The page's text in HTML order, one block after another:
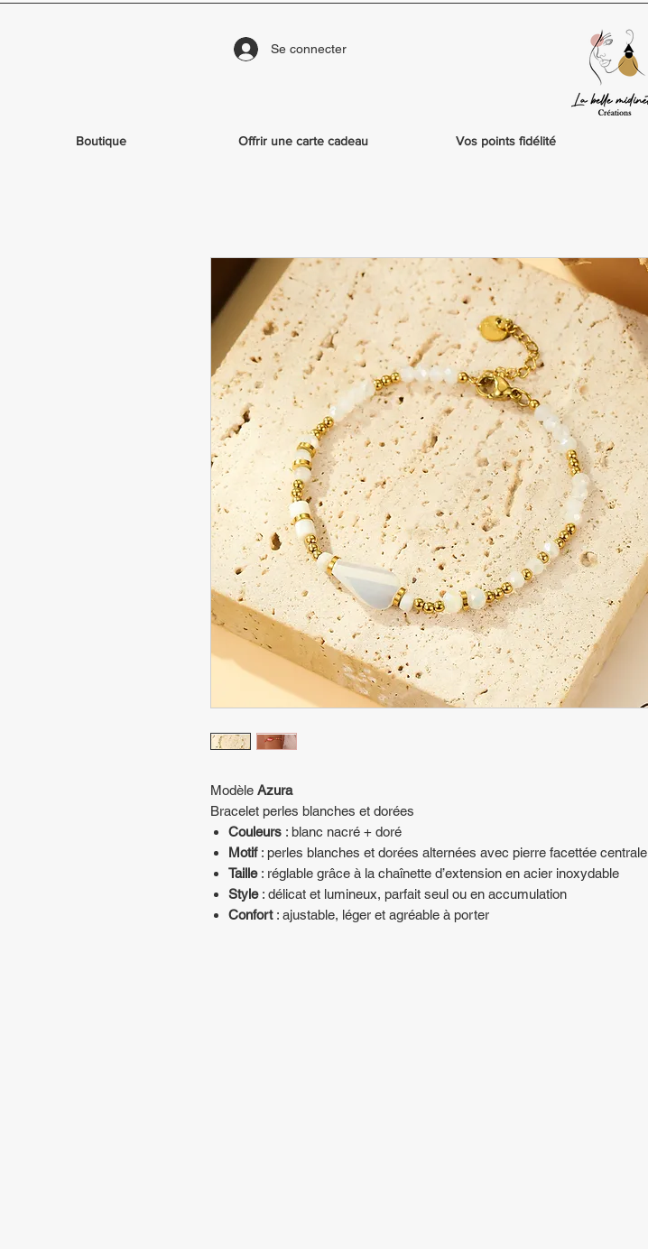
Se connecter
Boutique Offrir une carte cadeau Vos points fidélité
Modèle Azura
Bracelet perles blanches et dorées
Couleurs : blanc nacré + doré
Motif: perles blanches et dorées alternées avec pierre facettée centrale
Taille: réglable grâce à la chaînette d’extension en acier inoxydable
Style: délicat et lumineux, parfait seul ou en accumulation
Confort: ajustable, léger et agréable à porter